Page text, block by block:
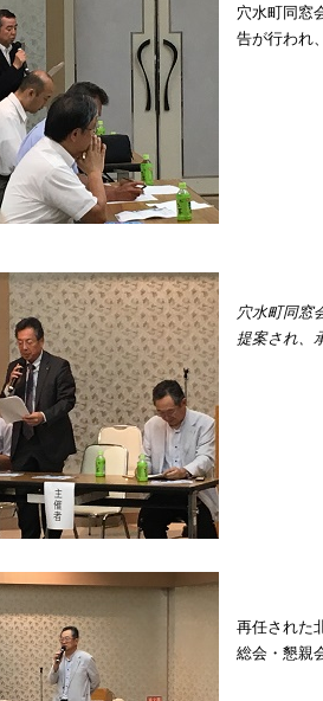
穴水町同窓
告が行われ
穴水町同窓
提案され、
再任された
総会・懇親